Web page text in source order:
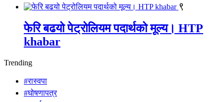
९
फेरि बढयो पेट्रोलियम पदार्थको मूल्य। HTP
khabar
Trending
#रास्वपा
#घोषणापत्र